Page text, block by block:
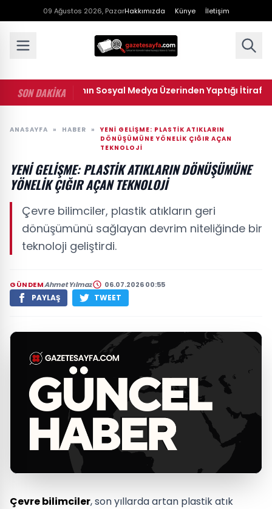
09 Ağustos 2026, PazarHakkımızda Künye İletişim
SON DAKİKA
• Ünlü Şarkıcının Sosyal Medya Üzerinden Yaptığı İtiraf Şok
ANASAYFA » HABER »
YENI GELIŞME: PLASTIK ATIKLARIN
DÖNÜŞÜMÜNE YÖNELIK ÇIĞIR AÇAN
TEKNOLOJI
YENI GELIŞME: PLASTIK ATIKLARIN DÖNÜŞÜMÜNE
YÖNELIK ÇIĞIR AÇAN TEKNOLOJI
Çevre bilimciler, plastik atıkların geri
dönüşümünü sağlayan devrim niteliğinde bir
teknoloji geliştirdi.
GÜNDEMAhmet Yılmaz 06.07.2026 00:55
PAYLAŞ TWEET
Çevre bilimciler, son yıllarda artan plastik atık